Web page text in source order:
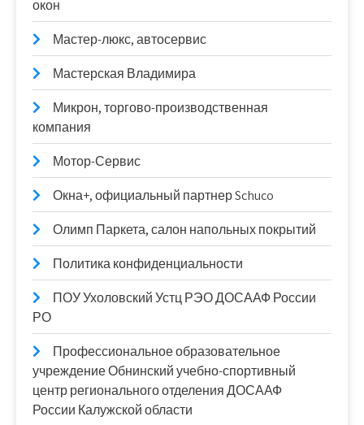
окон
Мастер-люкс, автосервис
Мастерская Владимира
Микрон, торгово-производственная
компания
Мотор-Сервис
Окна+, официальный партнер Schuco
Олимп Паркета, салон напольных покрытий
Политика конфиденциальности
ПОУ Ухоловский Устц РЭО ДОСААФ России
РО
Профессиональное образовательное
учреждение Обнинский учебно-спортивный
центр регионального отделения ДОСААФ
России Калужской области